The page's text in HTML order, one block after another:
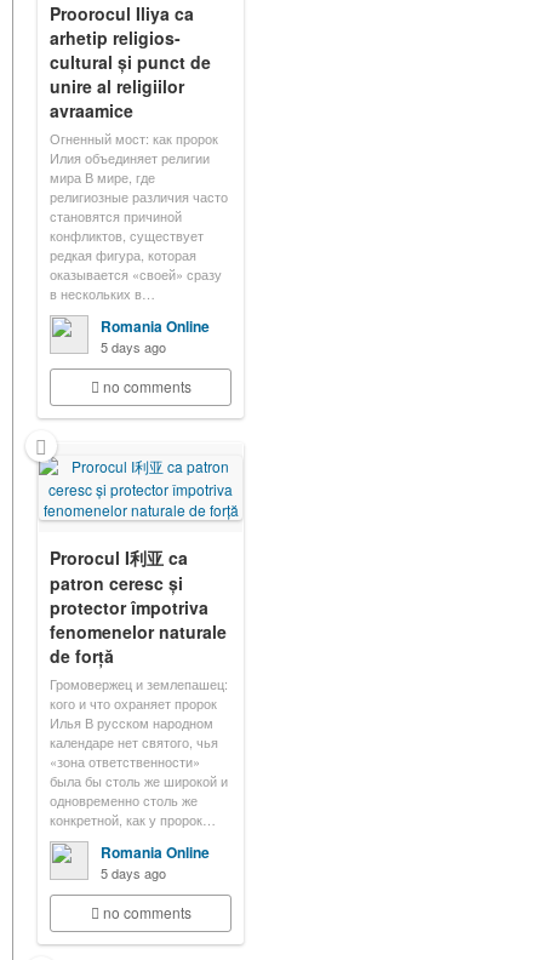
Proorocul Iliya ca
arhetip religios-
cultural și punct de
unire al religiilor
avraamice
Огненный мост: как пророк
Илия объединяет религии
мира В мире, где
религиозные различия часто
становятся причиной
конфликтов, существует
редкая фигура, которая
оказывается «своей» сразу
в нескольких в…
Romania Online
5 days ago
no comments
Prorocul I利亚 ca
patron ceresc și
protector împotriva
fenomenelor naturale
de forță
Громовержец и землепашец:
кого и что охраняет пророк
Илья В русском народном
календаре нет святого, чья
«зона ответственности»
была бы столь же широкой и
одновременно столь же
конкретной, как у пророк…
Romania Online
5 days ago
no comments